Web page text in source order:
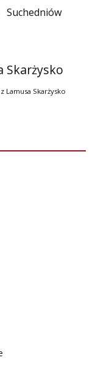
Suchedniów
Skarżysko
Lamusa Skarżysko